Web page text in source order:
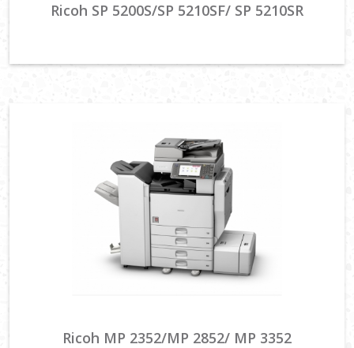
Ricoh SP 5200S/SP 5210SF/ SP 5210SR
Ricoh MP 2352/MP 2852/ MP 3352